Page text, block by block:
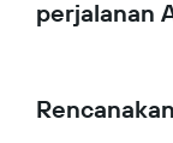
perjalanan